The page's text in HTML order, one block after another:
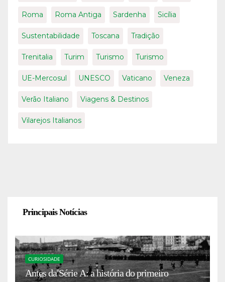
Roma Roma Antiga Sardenha Sicília
Sustentabilidade Toscana Tradição
Trenitalia Turim Turismo Turismo
UE-Mercosul UNESCO Vaticano Veneza
Verão Italiano Viagens & Destinos
Vilarejos Italianos
Principais Notícias
CURIOSIDADE
Antes da Série A: a história do primeiro